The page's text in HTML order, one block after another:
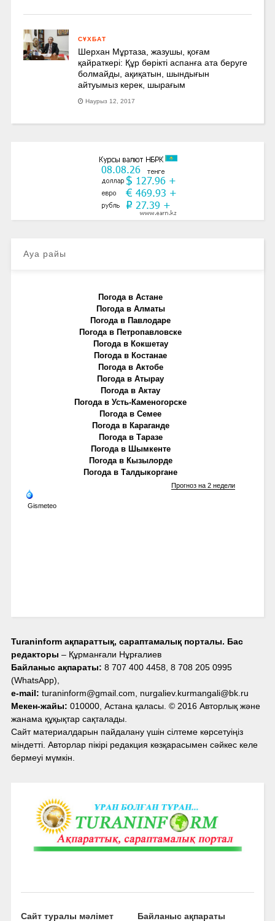
СҰХБАТ
Шерхан Мұртаза, жазушы, қоғам
қайраткері: Құр бөрікті аспанға ата беруге
болмайды, ақиқатын, шындығын
айтуымыз керек, шырағым
Наурыз 12, 2017
Ауа райы
Погода в Астане
Погода в Алматы
Погода в Павлодаре
Погода в Петропавловске
Погода в Кокшетау
Погода в Костанае
Погода в Актобе
Погода в Атырау
Погода в Актау
Погода в Усть-Каменогорске
Погода в Семее
Погода в Караганде
Погода в Таразе
Погода в Шымкенте
Погода в Кызылорде
Погода в Талдыкоргане
Gismeteo
Прогноз на 2 недели
Turaninform ақпараттық, сараптамалық порталы. Бас
редакторы – Құрманғали Нұрғалиев
Байланыс ақпараты: 8 707 400 4458, 8 708 205 0995
(WhatsApp),
e-mail: turaninform@gmail.com, nurgaliev.kurmangali@bk.ru
Мекен-жайы: 010000, Астана қаласы. © 2016 Авторлық және
жанама құқықтар сақталады.
Сайт материалдарын пайдалану үшін сілтеме көрсетуіңіз
міндетті. Авторлар пікірі редакция көзқарасымен сәйкес келе
бермеуі мүмкін.
Сайт туралы мәлімет Байланыс ақпараты